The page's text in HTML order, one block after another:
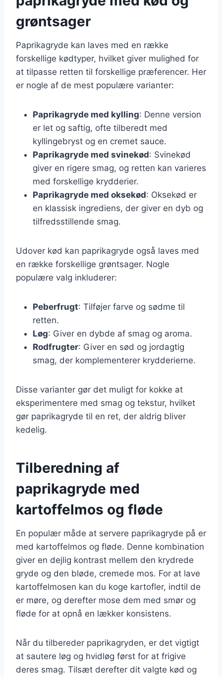
grøntsager
Paprikagryde kan laves med en række
forskellige kødtyper, hvilket giver mulighed for
at tilpasse retten til forskellige præferencer. Her
er nogle af de mest populære varianter:
Paprikagryde med kylling: Denne version
er let og saftig, ofte tilberedt med
kyllingebryst og en cremet sauce.
Paprikagryde med svinekød: Svinekød
giver en rigere smag, og retten kan varieres
med forskellige krydderier.
Paprikagryde med oksekød: Oksekød er
en klassisk ingrediens, der giver en dyb og
tilfredsstillende smag.
Udover kød kan paprikagryde også laves med
en række forskellige grøntsager. Nogle
populære valg inkluderer:
Peberfrugt: Tilføjer farve og sødme til
retten.
Løg: Giver en dybde af smag og aroma.
Rodfrugter: Giver en sød og jordagtig
smag, der komplementerer krydderierne.
Disse varianter gør det muligt for kokke at
eksperimentere med smag og tekstur, hvilket
gør paprikagryde til en ret, der aldrig bliver
kedelig.
Tilberedning af
paprikagryde med
kartoffelmos og fløde
En populær måde at servere paprikagryde på er
med kartoffelmos og fløde. Denne kombination
giver en dejlig kontrast mellem den krydrede
gryde og den bløde, cremede mos. For at lave
kartoffelmosen kan du koge kartofler, indtil de
er møre, og derefter mose dem med smør og
fløde for at opnå en lækker konsistens.
Når du tilbereder paprikagryden, er det vigtigt
at sautere løg og hvidløg først for at frigive
deres smag. Tilsæt derefter dit valgte kød og